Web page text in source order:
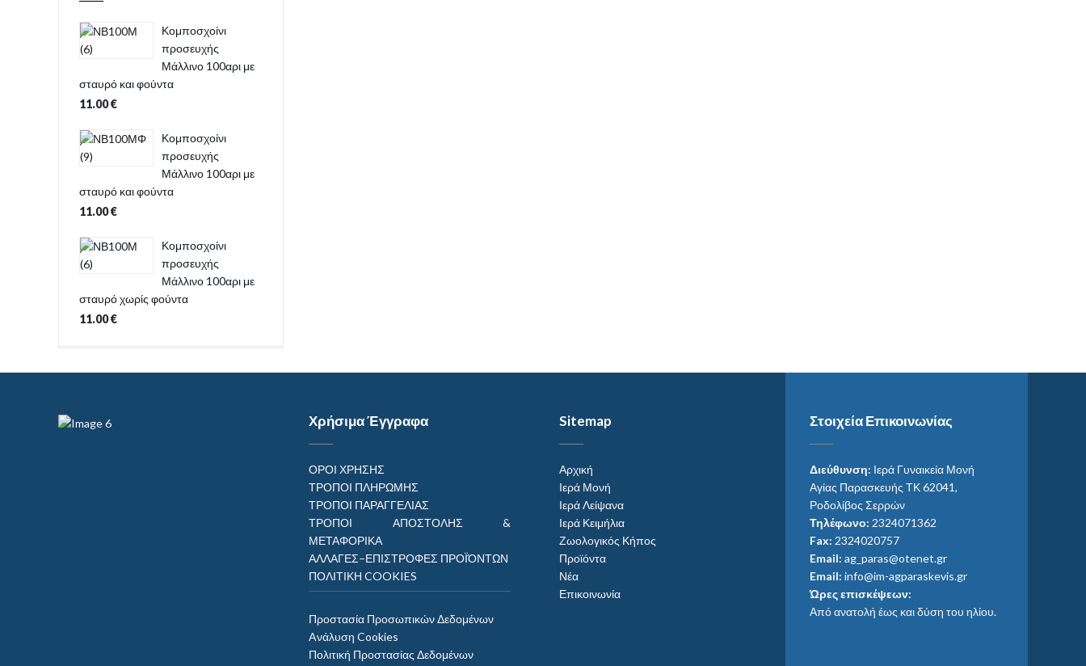
Κομποσχοίνι
προσευχής
Μάλλινο 100αρι με
σταυρό και φούντα
11.00€
Κομποσχοίνι
προσευχής
Μάλλινο 100αρι με
σταυρό και φούντα
11.00€
Κομποσχοίνι
προσευχής
Μάλλινο 100αρι με
σταυρό χωρίς φούντα
11.00€
Χρήσιμα Έγγραφα
ΟΡΟΙ ΧΡΗΣΗΣ
ΤΡΟΠΟΙ ΠΛΗΡΩΜΗΣ
ΤΡΟΠΟΙ ΠΑΡΑΓΓΕΛΙΑΣ
ΤΡΟΠΟΙ ΑΠΟΣΤΟΛΗΣ &
ΜΕΤΑΦΟΡΙΚΑ
ΑΛΛΑΓΕΣ–ΕΠΙΣΤΡΟΦΕΣ ΠΡΟΪΌΝΤΩΝ
ΠΟΛΙΤΙΚΗ COOKIES
Προστασία Προσωπικών Δεδομένων
Aνάλυση Cookies
Πολιτική Προστασίας Δεδομένων
Sitemap
Αρχική
Ιερά Μονή
Ιερά Λείψανα
Ιερά Κειμήλια
Ζωολογικός Κήπος
Προϊόντα
Νέα
Επικοινωνία
Στοιχεία Επικοινωνίας
Διεύθυνση: Ιερά Γυναικεία Μονή
Αγίας Παρασκευής ΤΚ 62041,
Ροδολίβος Σερρών
Τηλέφωνο: 2324071362
Fax: 2324020757
Email: ag_paras@otenet.gr
Email: info@im-agparaskevis.gr
Ώρες επισκέψεων:
Από ανατολή έως και δύση του ηλίου.